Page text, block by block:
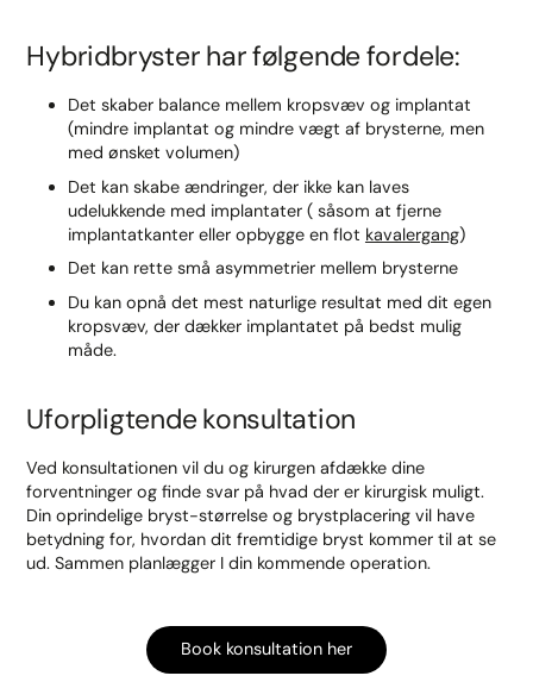
Hybridbryster har følgende fordele:
Det skaber balance mellem kropsvæv og implantat
(mindre implantat og mindre vægt af brysterne, men
med ønsket volumen)
Det kan skabe ændringer, der ikke kan laves
udelukkende med implantater ( såsom at fjerne
implantatkanter eller opbygge en flot kavalergang)
Det kan rette små asymmetrier mellem brysterne
Du kan opnå det mest naturlige resultat med dit egen
kropsvæv, der dækker implantatet på bedst mulig
måde.
Uforpligtende konsultation
Ved konsultationen vil du og kirurgen afdække dine
forventninger og finde svar på hvad der er kirurgisk muligt.
Din oprindelige bryst-størrelse og brystplacering vil have
betydning for, hvordan dit fremtidige bryst kommer til at se
ud. Sammen planlægger I din kommende operation.
Book konsultation her